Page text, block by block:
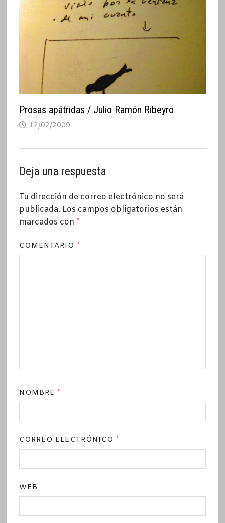
Prosas apátridas / Julio Ramón Ribeyro
12/02/2009
Deja una respuesta
Tu dirección de correo electrónico no será
publicada. Los campos obligatorios están
marcados con *
COMENTARIO *
NOMBRE*
CORREO ELECTRÓNICO*
WEB